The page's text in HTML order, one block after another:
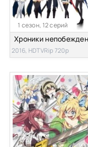
1 сезон, 12 серий
2016, HDTVRip 720p